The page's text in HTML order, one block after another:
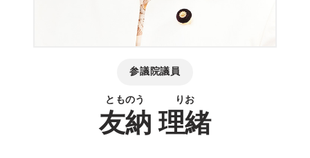
参議院議員
友納 理緒